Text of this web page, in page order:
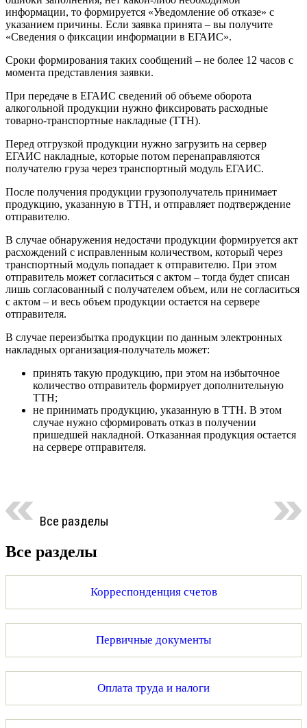
информации, то формируется «Уведомление об отказе» с
указанием причины. Если заявка принята – вы получите
«Сведения о фиксации информации в ЕГАИС».
Сроки формирования таких сообщений – не более 12 часов с
момента представления заявки.
При передаче в ЕГАИС сведений об объеме оборота
алкогольной продукции нужно фиксировать расходные
товарно-транспортные накладные (ТТН).
Перед отгрузкой продукции нужно загрузить на сервер
ЕГАИС накладные, которые потом перенаправляются
получателю груза через транспортный модуль ЕГАИС.
После получения продукции грузополучатель принимает
продукцию, указанную в ТТН, и отправляет подтверждение
отправителю.
В случае обнаружения недостачи продукции формируется акт
расхождений с исправленным количеством, который через
транспортный модуль попадает к отправителю. При этом
отправитель может согласиться с актом – тогда будет списан
лишь согласованный с получателем объем, или не согласиться
с актом – и весь объем продукции остается на сервере
отправителя.
В случае переизбытка продукции по данным электронных
накладных организация-получатель может:
принять такую продукцию, при этом на избыточное
количество отправитель формирует дополнительную
ТТН;
не принимать продукцию, указанную в ТТН. В этом
случае нужно сформировать отказ в получении
пришедшей накладной. Отказанная продукция остается
на сервере отправителя.
Все разделы
Все разделы
Корреспонденция счетов
Первичные документы
Оплата труда и налоги